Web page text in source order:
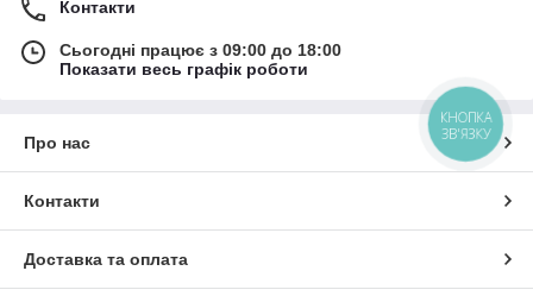
Контакти
Сьогодні працює з 09:00 до 18:00
Показати весь графік роботи
Про нас
Контакти
Доставка та оплата
КНОПКА
ЗВ'ЯЗКУ